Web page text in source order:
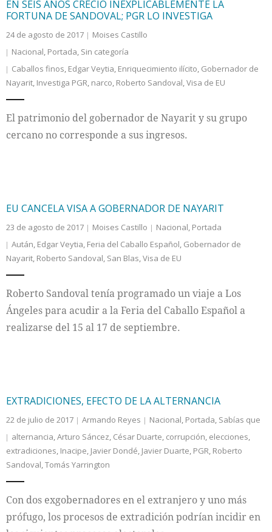
EN SEIS AÑOS CRECIÓ INEXPLICABLEMENTE LA
FORTUNA DE SANDOVAL; PGR LO INVESTIGA
24 de agosto de 2017
Moises Castillo
Nacional, Portada, Sin categoría
Caballos finos, Edgar Veytia, Enriquecimiento ilícito, Gobernador de
Nayarit, Investiga PGR, narco, Roberto Sandoval,Visa de EU
El patrimonio del gobernador de Nayarit y su grupo
cercano no corresponde a sus ingresos.
EU CANCELA VISA A GOBERNADOR DE NAYARIT
23 de agosto de 2017 Moises Castillo Nacional, Portada
Aután, Edgar Veytia, Feria del Caballo Español, Gobernador de
Nayarit, Roberto Sandoval, San Blas,Visa de EU
Roberto Sandoval tenía programado un viaje a Los
Ángeles para acudir a la Feria del Caballo Español a
realizarse del 15 al 17 de septiembre.
EXTRADICIONES, EFECTO DE LA ALTERNANCIA
22 de julio de 2017 Armando Reyes Nacional, Portada, Sabías que
alternancia,Arturo Sáncez, César Duarte, corrupción, elecciones,
extradiciones, Inacipe, Javier Dondé, Javier Duarte, PGR, Roberto
Sandoval,Tomás Yarrington
Con dos exgobernadores en el extranjero y uno más
prófugo, los procesos de extradición podrían incidir en